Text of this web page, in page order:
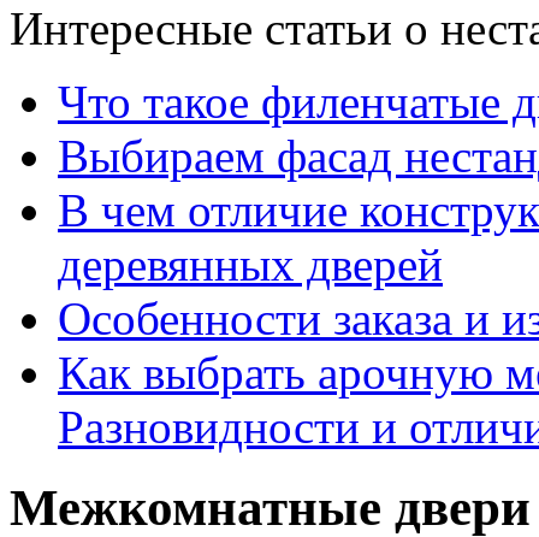
Интересные статьи о
Что такое филенчатые
Выбираем фасад
В чем отличие
деревянных дверей
Особенности заказа и
Как выбрать арочную
Разновидности и
Межкомнатные двери